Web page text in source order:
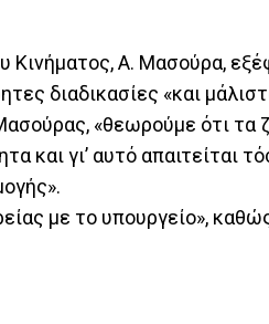
Κινήματος, Α. Μασούρα,
διαδικασίες «και
«θεωρούμε ότι τα
και γι’ αυτό απαιτείται
με το υπουργείο»,